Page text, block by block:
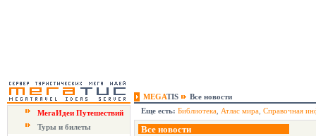
MEGATIS
Все новости
МегаИдеи Путешествий
Туры и билеты
Еще есть: Библиотека Атлас мира Справочная
Все новости